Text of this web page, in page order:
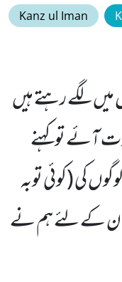
Kanz ul Iman
میں لگے رہتے ہیں
آئے تو کہنے
کی (کوئی توبہ
ان کے لئے ہم نے